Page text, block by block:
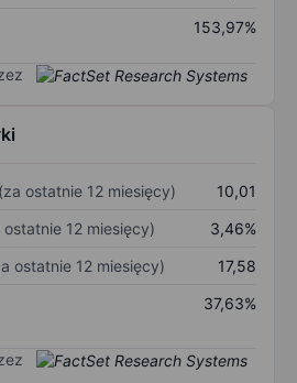
153,97%
ostatnie 12 miesięcy)
10,01
12 miesięcy)
3,46%
ostatnie 12 miesięcy)
17,58
37,63%